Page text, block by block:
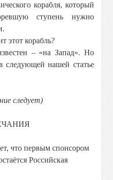
корабля, который
ступень нужно
этот корабль?
– «на Запад». Но
следующей нашей статье
следует)
что первым спонсором
Российская